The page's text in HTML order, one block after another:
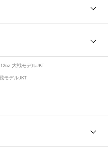
12oz 大戦モデルJKT
モデルJKT